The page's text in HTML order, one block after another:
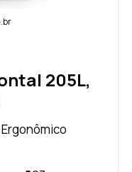
205L,